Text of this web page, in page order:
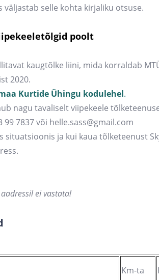
selle kohta kirjaliku otsuse.
poolt
kaugtõlke liini, mida korraldab
2020.
Kurtide Ühingu kodulehel.
nagu tavaliselt viipekeele
7837 või helle.sass@gmail.com
situatsioonis ja kui kaua tõlketeenust
ei vastata!
Km-ta